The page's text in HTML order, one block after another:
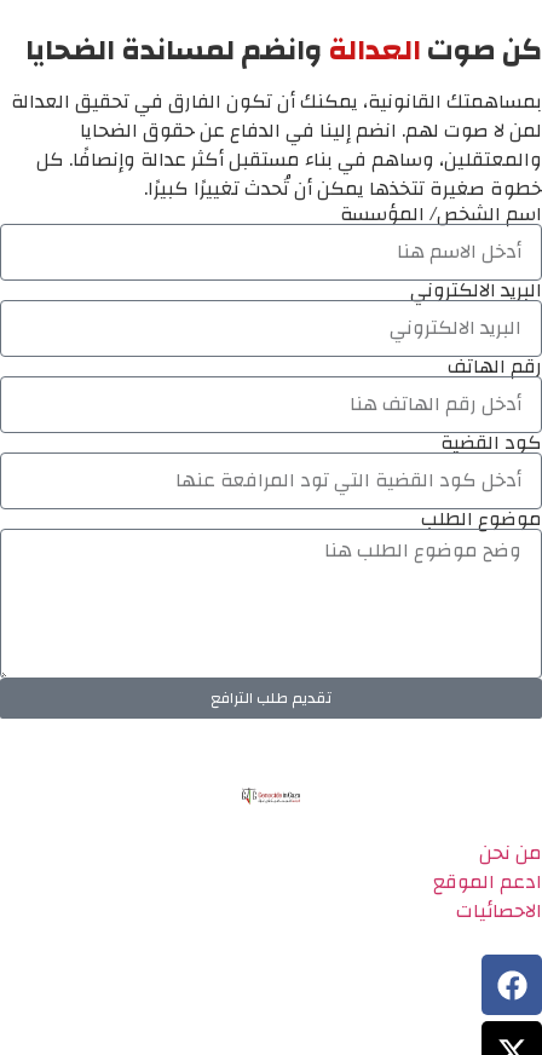
كن صوتالعدالةوانضم لمساندة الضحايا
بمساهمتك القانونية، يمكنك أن تكون الفارق في تحقيق العدالة
لمن لا صوت لهم. انضم إلينا في الدفاع عن حقوق الضحايا
والمعتقلين، وساهم في بناء مستقبل أكثر عدالة وإنصافًا. كل
خطوة صغيرة تتخذها يمكن أن تُحدث تغييرًا كبيرًا.
اسم الشخص/ المؤسسة
البريد الالكتروني
رقم الهاتف
كود القضية
موضوع الطلب
تقديم طلب الترافع
من نحن
ادعم الموقع
الاحصائيات